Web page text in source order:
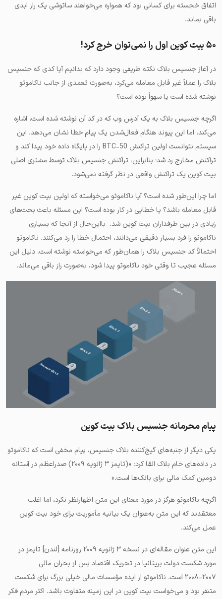
اتفاق خجسته برای کسانی بود که همواره می‌خواهند ساتوشی یک راز ابدی
باقی بماند.
۵۰ بیت کوین اول را نمی‌توان خرج کرد!
در آغاز جنسیس بلاک نکته ظریفی وجود دارد که بدانیم آیا کدی که جنسیس
بلاک را عملاً غیر قابل معامله می‌کرد، به‌صورت تعمدی از جانب ناکاموتو
نوشته شده است یا سهواً بوده است؟
اگرچه جنسیس بلاک به یک آدرس وب که در کد آن نوشته شده است، اشاره
می‌کند، اما این پیوند هنگام فعال‌شدن یک پیام خطا نشان می‌دهد. این
سیستم نتوانست اولین تراکنش 50-BTC را در پایگاه داده خود پیدا کند و
تراکنش مخارج رد شد؛ بنابراین، تراکنش جنسیس بلاک توسط مشتری اصلی
بیت کوین یک تراکنش واقعی در نظر گرفته نمی‌شود.
اما چرا این‌طور شده است؟ آیا ناکاموتو می‌خواسته که اولین بیت کوین غیر
قابل معامله باشد؟ یا خطایی در کار بوده است؟ این مسئله باعث بحث‌های
زیادی در بین طرفداران بیت کوین شد. بااین‌حال از آنجا که بسیاری
ناکاموتو را فرد بسیار دقیقی می‌دانند، احتمال خطا را رد می‌کنند. ناکاموتو
احتمالاً کد جنسیس بلاک را همان‌طور که می‌خواسته نوشته است. دلیل این
مسئله عجیب تا وقتی خود ناکاموتو پیدا شود، به‌صورت راز باقی می‌ماند.
پیام محرمانه جنسیس بلاک بیت کوین
یکی دیگر از جنبه‌های گیج‌کننده بلاک جنسیس، پیام مخفی است که ناکاموتو
در داده‌های خام بلاک القا کرد: «(تایمز ۳ ژانویه ۲۰۰۹) صدراعظم در آستانه
دومین کمک مالی برای بانک‌ها است.»
اگرچه ناکاموتو هرگز در مورد معنای این متن اظهارنظر نکرد، اما اغلب
معتقدند که این متن به‌عنوان یک بیانیه مأموریت برای خود بیت کوین
عمل می‌کند.
این متن عنوان مقاله‌ای در نسخه ۳ ژانویه ۲۰۰۹ روزنامه [لندن] تایمز در
مورد شکست دولت بریتانیا در تحریک اقتصاد پس از بحران مالی
۲۰۰۷-۲۰۰۸ است. ناکاموتو از ایده مؤسسات مالی خیلی بزرگ برای شکست
متنفر بود و می‌خواست بیت کوین در این زمینه متفاوت باشد. اکثر مردم فکر